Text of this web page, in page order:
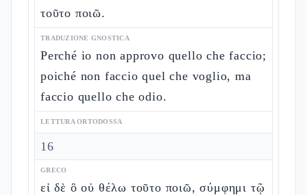
τοῦτο ποιῶ.
TRADUZIONE GNOSTICA
Perché io non approvo quello che faccio;
poiché non faccio quel che voglio, ma
faccio quello che odio.
LETTURA ORTODOSSA
16
GRECO
εἰ δὲ ὃ οὐ θέλω τοῦτο ποιῶ, σύμφημι τῷ